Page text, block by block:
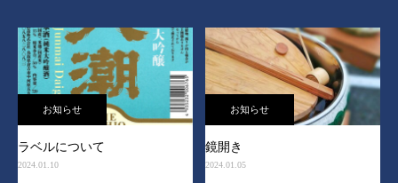
お知らせ
ラベルについて
2024.01.10
お知らせ
鏡開き
2024.01.05